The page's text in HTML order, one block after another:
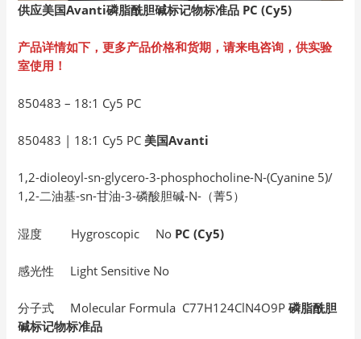
供应美国Avanti磷脂酰胆碱标记物标准品 PC (Cy5)
产品详情如下，更多产品价格和货期，请来电咨询，供实验
室使用！
850483 – 18:1 Cy5 PC
850483 | 18:1 Cy5 PC美国Avanti
1,2-dioleoyl-sn-glycero-3-phosphocholine-N-(Cyanine 5)/
1,2-二油基-sn-甘油-3-磷酸胆碱-N-（菁5）
湿度 Hygroscopic No PC (Cy5)
感光性 Light Sensitive No
分子式 Molecular Formula C77H124ClN4O9P磷脂酰胆
碱标记物标准品